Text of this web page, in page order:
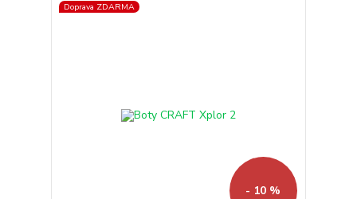
Doprava ZDARMA
- 10 %